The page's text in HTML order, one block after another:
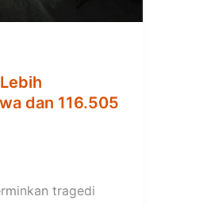
dan 116.505
tragedi